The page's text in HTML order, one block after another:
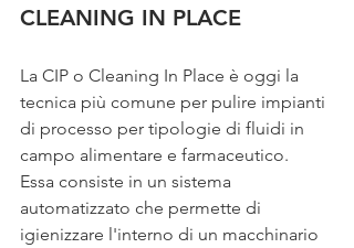
CLEANING IN PLACE
La CIP o Cleaning In Place è oggi la
tecnica più comune per pulire impianti
di processo per tipologie di fluidi in
campo alimentare e farmaceutico.
Essa consiste in un sistema
automatizzato che permette di
igienizzare l'interno di un macchinario